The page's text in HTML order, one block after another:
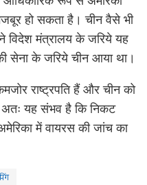
हो सकता है। चीन वैसे भी
मंत्रालय के जरिये यह
सेना के जरिये चीन आया था।
राष्ट्रपति हैं और चीन को
यह संभव है कि निकट
में वायरस की जांच का